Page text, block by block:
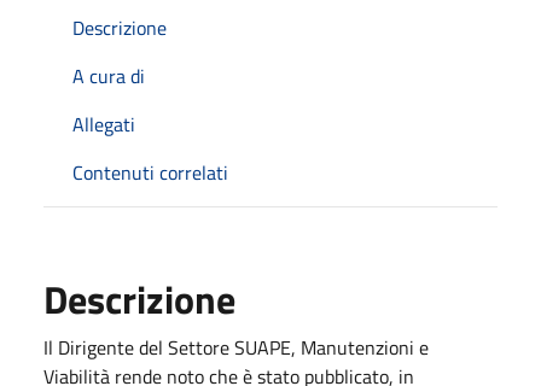
Descrizione
A cura di
Allegati
Contenuti correlati
Descrizione
Il Dirigente del Settore SUAPE, Manutenzioni e
Viabilità rende noto che è stato pubblicato, in